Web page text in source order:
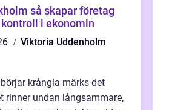
företag
i ekonomin
Viktoria Uddenholm
krångla märks det
rinner undan långsammare,